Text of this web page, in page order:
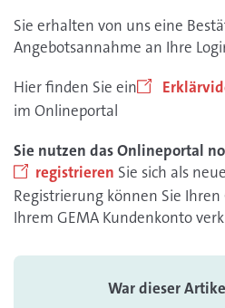
Sie erhalten von uns eine
Angebotsannahme an Ihre
Hier finden Sie ein
im Onlineportal
Sie nutzen das Onlineportal
registrieren Sie sich als
Registrierung können Sie
Ihrem GEMA Kundenkonto
War dieser